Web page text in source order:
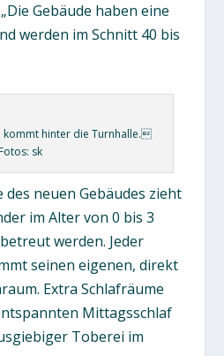
Gebäude haben eine
werden im Schnitt 40 bis
kommt hinter die Turnhalle.
Fotos: sk
neuen Gebäudes zieht
im Alter von 0 bis 3
werden. Jeder
seinen eigenen, direkt
Extra Schlafräume
Mittagsschlaf
Toberei im